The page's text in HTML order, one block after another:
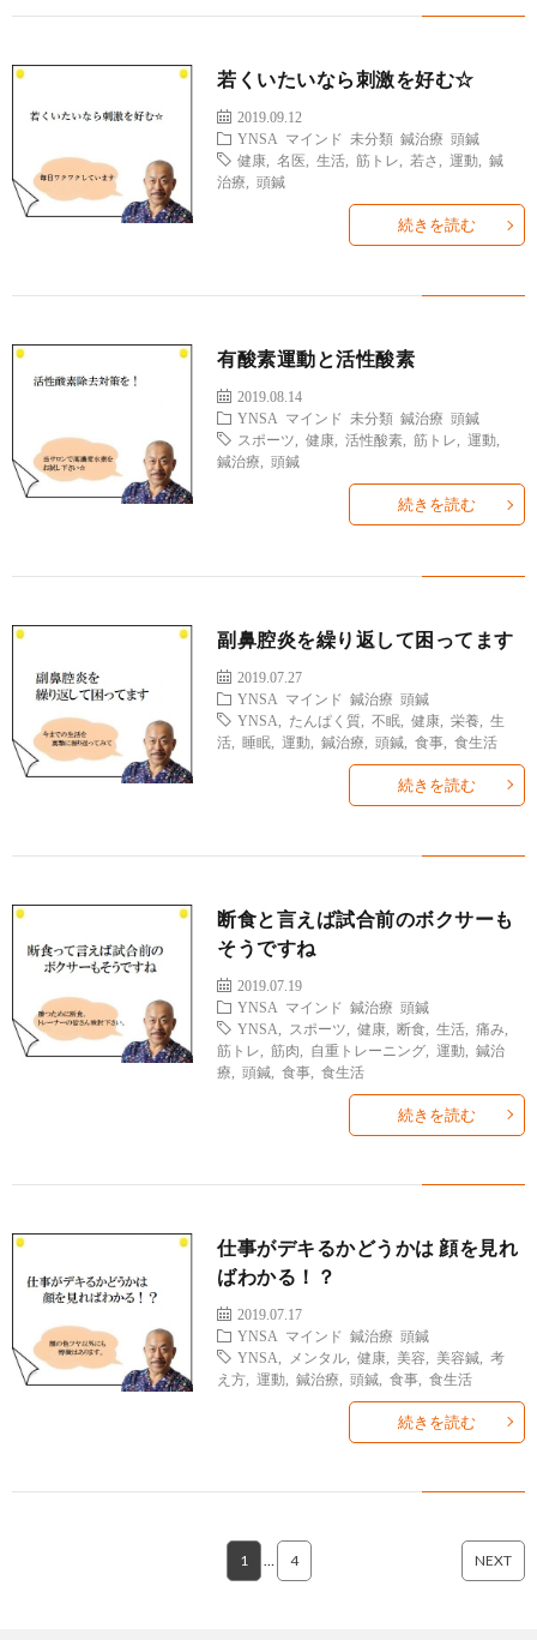
若くいたいなら刺激を好む☆
2019.09.12
YNSA
マインド 未分類 鍼治療
頭鍼
健康
名医 ,生活 ,筋トレ 若さ ,運動 ,鍼
治療
,頭鍼
続きを読む
有酸素運動と活性酸素
2019.08.14
YNSA
マインド 未分類 鍼治療
頭鍼
スポーツ
,健康 ,活性酸素 ,筋トレ ,運動
鍼治療
,頭鍼
続きを読む
副鼻腔炎を繰り返して困ってます
2019.07.27
YNSA
マインド 鍼治療
頭鍼
YNSA
たんぱく質 ,不眠 ,健康 ,栄養 ,生
活 ,睡眠 ,運動 ,鍼治療 ,頭鍼 ,食事 ,食生活
続きを読む
断食と言えば試合前のボクサーも
そうですね
2019.07.19
YNSA
マインド 鍼治療
頭鍼
YNSA
スポーツ ,健康 ,断食 ,生活 ,痛み
筋トレ
,筋肉 自重トレーニング ,運動 ,鍼治
療
,頭鍼 ,食事 ,食生活
続きを読む
仕事がデキるかどうかは 顔を見れ
ばわかる！？
2019.07.17
YNSA
マインド 鍼治療
頭鍼
YNSA
メンタル ,健康 美容 美容鍼 ,考
え方 ,運動 ,鍼治療 ,頭鍼 ,食事 ,食生活
続きを読む
1 4 NEXT